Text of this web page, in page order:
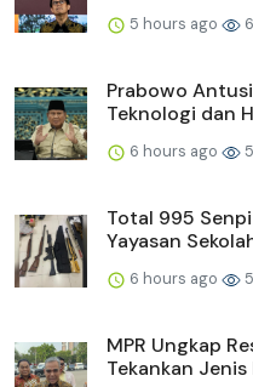
5 hours ago 6
Prabowo
Teknologi dan
6 hours ago 5
Total 995
Yayasan
6 hours ago 5
MPR Ungkap
Tekankan Jenis